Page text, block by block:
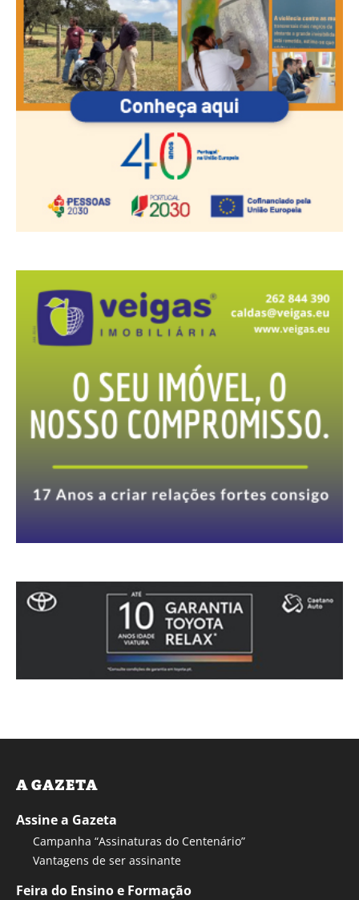
A GAZETA
Assine a Gazeta
Campanha “Assinaturas do Centenário”
Vantagens de ser assinante
Feira do Ensino e Formação